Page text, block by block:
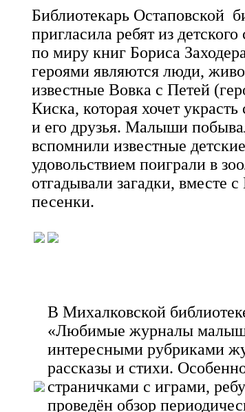
Библиотекарь Остаповской
пригласила ребят из
по миру книг Бориса
героями являются люди,
известные Вовка с Петей
Киска, которая хочет
и его друзья. Малыши
вспомнили известные
удовольствием поиграли в
отгадывали загадки, вместе
песенки.
В Михалковской
«Любимые журналы
интересными рубриками
рассказы и стихи.
страничками с играми,
проведён обзор